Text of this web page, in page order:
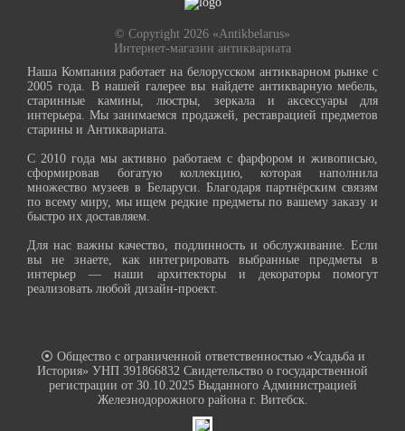
© Copyright 2026 «Antikbelarus»
Интернет-магазин антиквариата
Наша Компания работает на белорусском антикварном рынке с
2005 года. В нашей галерее вы найдете антикварную мебель,
старинные камины, люстры, зеркала и аксессуары для
интерьера. Мы занимаемся продажей, реставрацией предметов
старины и Антиквариата.
С 2010 года мы активно работаем с фарфором и живописью,
сформировав богатую коллекцию, которая наполнила
множество музеев в Беларуси. Благодаря партнёрским связям
по всему миру, мы ищем редкие предметы по вашему заказу и
быстро их доставляем.
Для нас важны качество, подлинность и обслуживание. Если
вы не знаете, как интегрировать выбранные предметы в
интерьер — наши архитекторы и декораторы помогут
реализовать любой дизайн-проект.
⦿ Общество с ограниченной ответственностью «Усадьба и
История» УНП 391866832 Свидетельство о государственной
регистрации от 30.10.2025 Выданного Администрацией
Железнодорожного района г. Витебск.